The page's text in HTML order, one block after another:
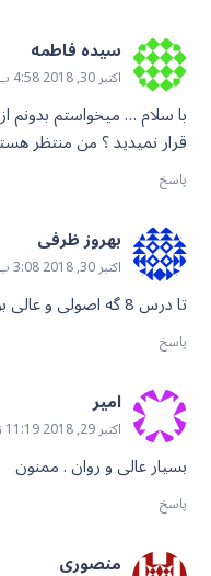
سیده فاطمه
اکتبر 30, 2018 4:58 ب.ظ
قرار نمیدید ؟ من منتظر
پاسخ
بهروز ظرفی
اکتبر 30, 2018 3:08 ب.ظ
تا درس 8 گه اصولی و عالی بود.
پاسخ
امیر
اکتبر 29, 2018 11:19 ق.ظ
بسیار عالی و روان . ممنون
پاسخ
منصوری